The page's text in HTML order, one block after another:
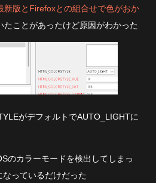
新版とFirefoxとの組合せで色がおか
たことがあったけど原因がわかった
がデフォルトでAUTO_LIGHTに
のカラーモードを検出してしまっ
っているだけだった